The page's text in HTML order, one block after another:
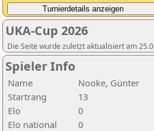
UKA-Cup 2026
Die Seite wurde zuletzt aktualisiert am
Spieler Info
Name
Nooke, Günter
Startrang
13
Elo
0
Elo national
0